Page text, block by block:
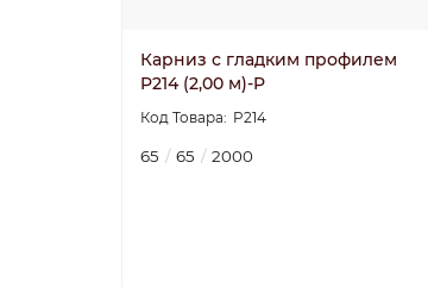
Карниз с гладким профилем
P214 (2,00 м)-P
P214
65 65 2000